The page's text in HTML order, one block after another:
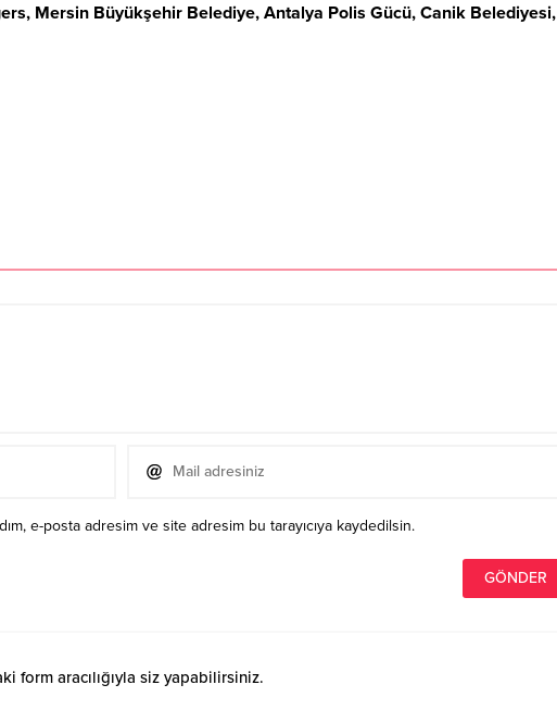
Mersin Büyükşehir Belediye, Antalya Polis Gücü, Canik Belediyesi,
e-posta adresim ve site adresim bu tarayıcıya kaydedilsin.
form aracılığıyla siz yapabilirsiniz.